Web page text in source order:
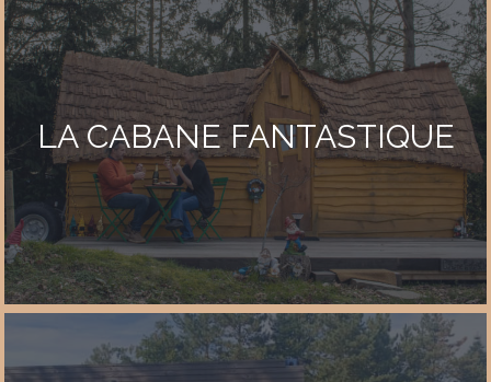
LA CABANE FANTASTIQUE